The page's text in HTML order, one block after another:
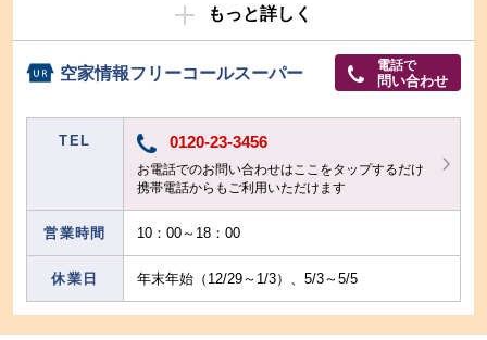
もっと詳しく
空家情報フリーコールスーパー 電話で
問い合わせ
TEL 0120-23-3456
お電話でのお問い合わせはここをタップするだけ
携帯電話からもご利用いただけます
営業時間 10：00～18：00
休業日 年末年始（12/29～1/3）、5/3～5/5